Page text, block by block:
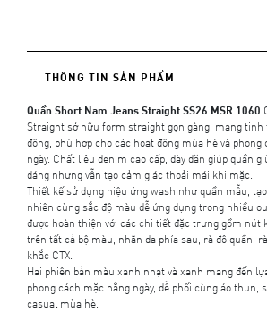
THÔNG TIN SẢN PHẨM
Quần Short Nam Jeans Straight SS26 MSR 1060
Straight sở hữu form straight gọn gàng, mang
động, phù hợp cho các hoạt động mùa hè và phong
ngày. Chất liệu denim cao cấp, dày dặn giúp quần
dáng nhưng vẫn tạo cảm giác thoải mái khi mặc.
Thiết kế sử dụng hiệu ứng wash như quần mẫu,
nhiên cùng sắc độ màu dễ ứng dụng trong nhiều
được hoàn thiện với các chi tiết đặc trưng gồm nút
trên tất cả bộ màu, nhãn da phía sau, rà đô quần,
khắc CTX.
Hai phiên bản màu xanh nhạt và xanh mang đến
phong cách mặc hằng ngày, dễ phối cùng áo thun,
casual mùa hè.